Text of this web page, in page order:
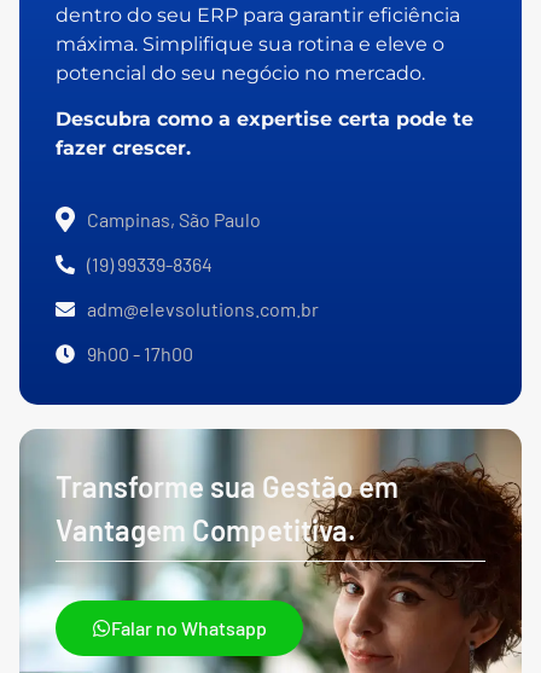
dentro do seu ERP para garantir eficiência
máxima. Simplifique sua rotina e eleve o
potencial do seu negócio no mercado.
Descubra como a expertise certa pode te
fazer crescer.
Campinas, São Paulo
(19) 99339-8364
adm@elevsolutions.com.br
9h00 - 17h00
Transforme sua Gestão em
Vantagem Competitiva.
Falar no Whatsapp